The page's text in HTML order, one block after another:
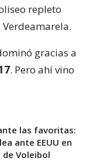
repleto
gracias a
. Pero ahí vino
las favoritas:
ante EEUU en
de Voleibol